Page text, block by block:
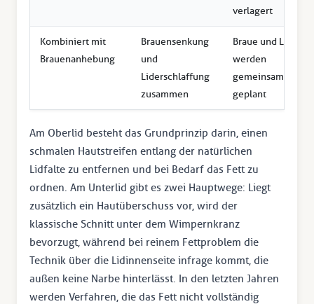
verlagert
Kombiniert mit
Brauenanhebung
Brauensenkung
und
Liderschlaffung
zusammen
Braue und Lid
werden
gemeinsam
geplant
Am Oberlid besteht das Grundprinzip darin, einen
schmalen Hautstreifen entlang der natürlichen
Lidfalte zu entfernen und bei Bedarf das Fett zu
ordnen. Am Unterlid gibt es zwei Hauptwege: Liegt
zusätzlich ein Hautüberschuss vor, wird der
klassische Schnitt unter dem Wimpernkranz
bevorzugt, während bei reinem Fettproblem die
Technik über die Lidinnenseite infrage kommt, die
außen keine Narbe hinterlässt. In den letzten Jahren
werden Verfahren, die das Fett nicht vollständig